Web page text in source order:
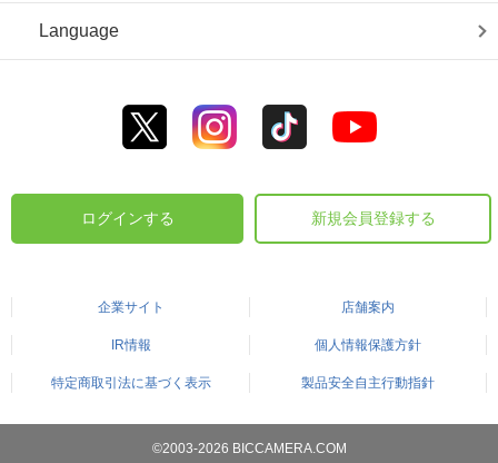
Language
ログインする 新規会員登録する
企業サイト 店舗案内
IR情報 個人情報保護方針
特定商取引法に基づく表示 製品安全自主行動指針
©2003-2026 BICCAMERA.COM